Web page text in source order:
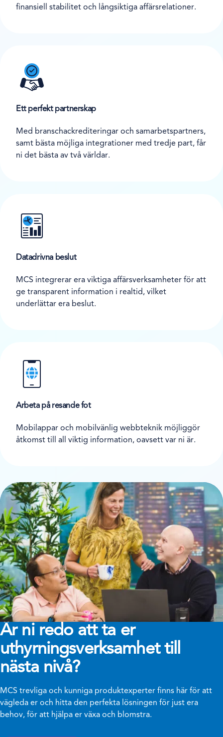
finansiell stabilitet och långsiktiga affärsrelationer.
Ett perfekt partnerskap
Med branschackrediteringar och samarbetspartners,
samt bästa möjliga integrationer med tredje part, får
ni det bästa av två världar.
Datadrivna beslut
MCS integrerar era viktiga affärsverksamheter för att
ge transparent information i realtid, vilket
underlättar era beslut.
Arbeta på resande fot
Mobilappar och mobilvänlig webbteknik möjliggör
åtkomst till all viktig information, oavsett var ni är.
Är ni redo att ta er
uthyrningsverksamhet till
nästa nivå?
MCS trevliga och kunniga produktexperter finns här för att
vägleda er och hitta den perfekta lösningen för just era
behov, för att hjälpa er växa och blomstra.